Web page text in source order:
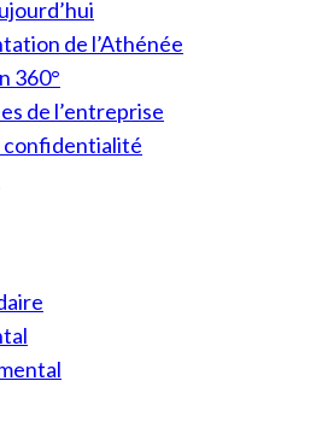
de l’Athénée
360°
de l’entreprise
confidentialité